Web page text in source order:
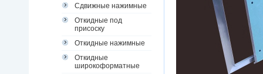
Сдвижные нажимные
Откидные под
присоску
Откидные нажимные
Откидные
широкоформатные